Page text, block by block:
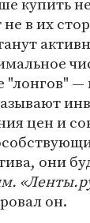
в их
"лонгов"
цен и
они
он.